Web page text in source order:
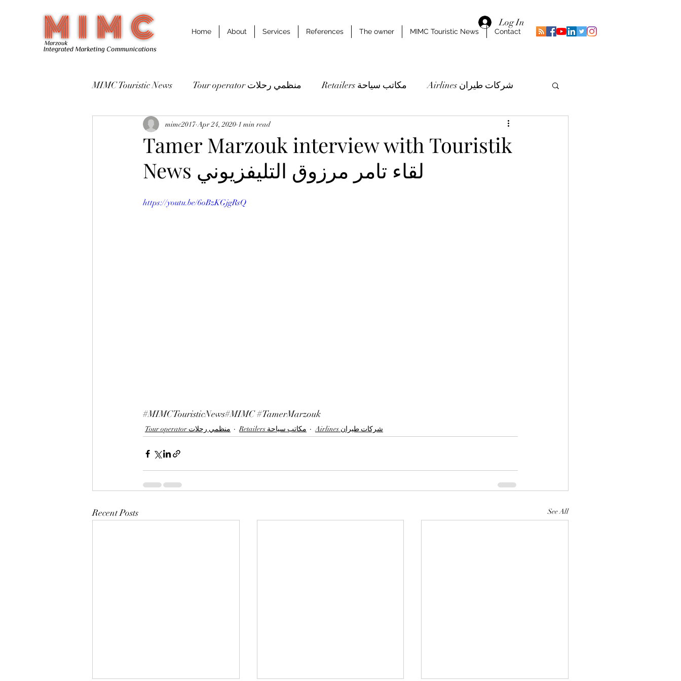
Log In
Home About Services References The owner MIMC Touristic News Contact
MIMC Touristic News Tour operator منظمي رحلات Retailers مكاتب سياحة Airlines شركات طيران
Destinations مقاصد سياحية
Tamer Marzouk interview with Touristik
News لقاء تامر مرزوق التليفزيوني
mimc2017 Apr 24, 2020 1 min read
https://youtu.be/6oBzKGjgRsQ
#MIMCTouristicNews#MIMC#TamerMarzouk
Tour operator منظمي رحلات Retailers مكاتب سياحة Airlines شركات طيران
Recent Posts See All